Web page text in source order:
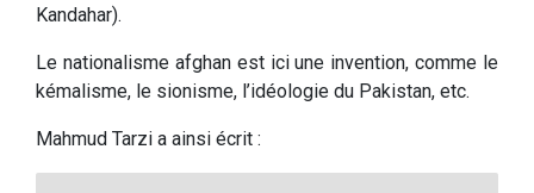
Kandahar).
Le nationalisme afghan est ici une invention, comme le
kémalisme, le sionisme, l’idéologie du Pakistan, etc.
Mahmud Tarzi a ainsi écrit :